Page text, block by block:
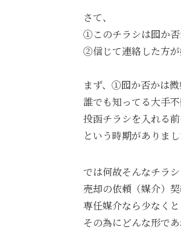
さて、
①このチラシは囮か否
②信じて連絡した方が
まず、①囮か否かは微
誰でも知ってる大手
投函チラシを入れる
という時期がありまし
では何故そんなチラ
売却の依頼（媒介）契
専任媒介なら少なく
その為にどんな形で